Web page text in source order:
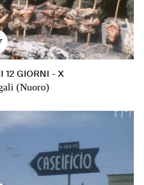
12 GIORNI - X
(Nuoro)